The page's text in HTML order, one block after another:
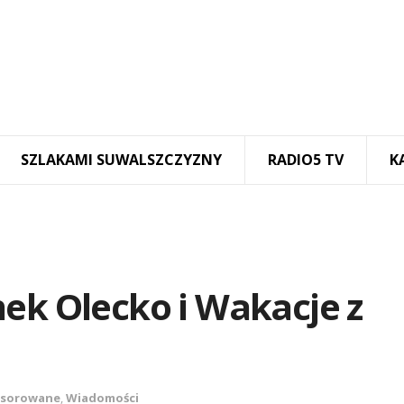
SZLAKAMI SUWALSZCZYZNY RADIO5 TV
Olecko i Wakacje z
,Wiadomości